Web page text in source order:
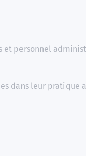
et personnel
dans leur pratique